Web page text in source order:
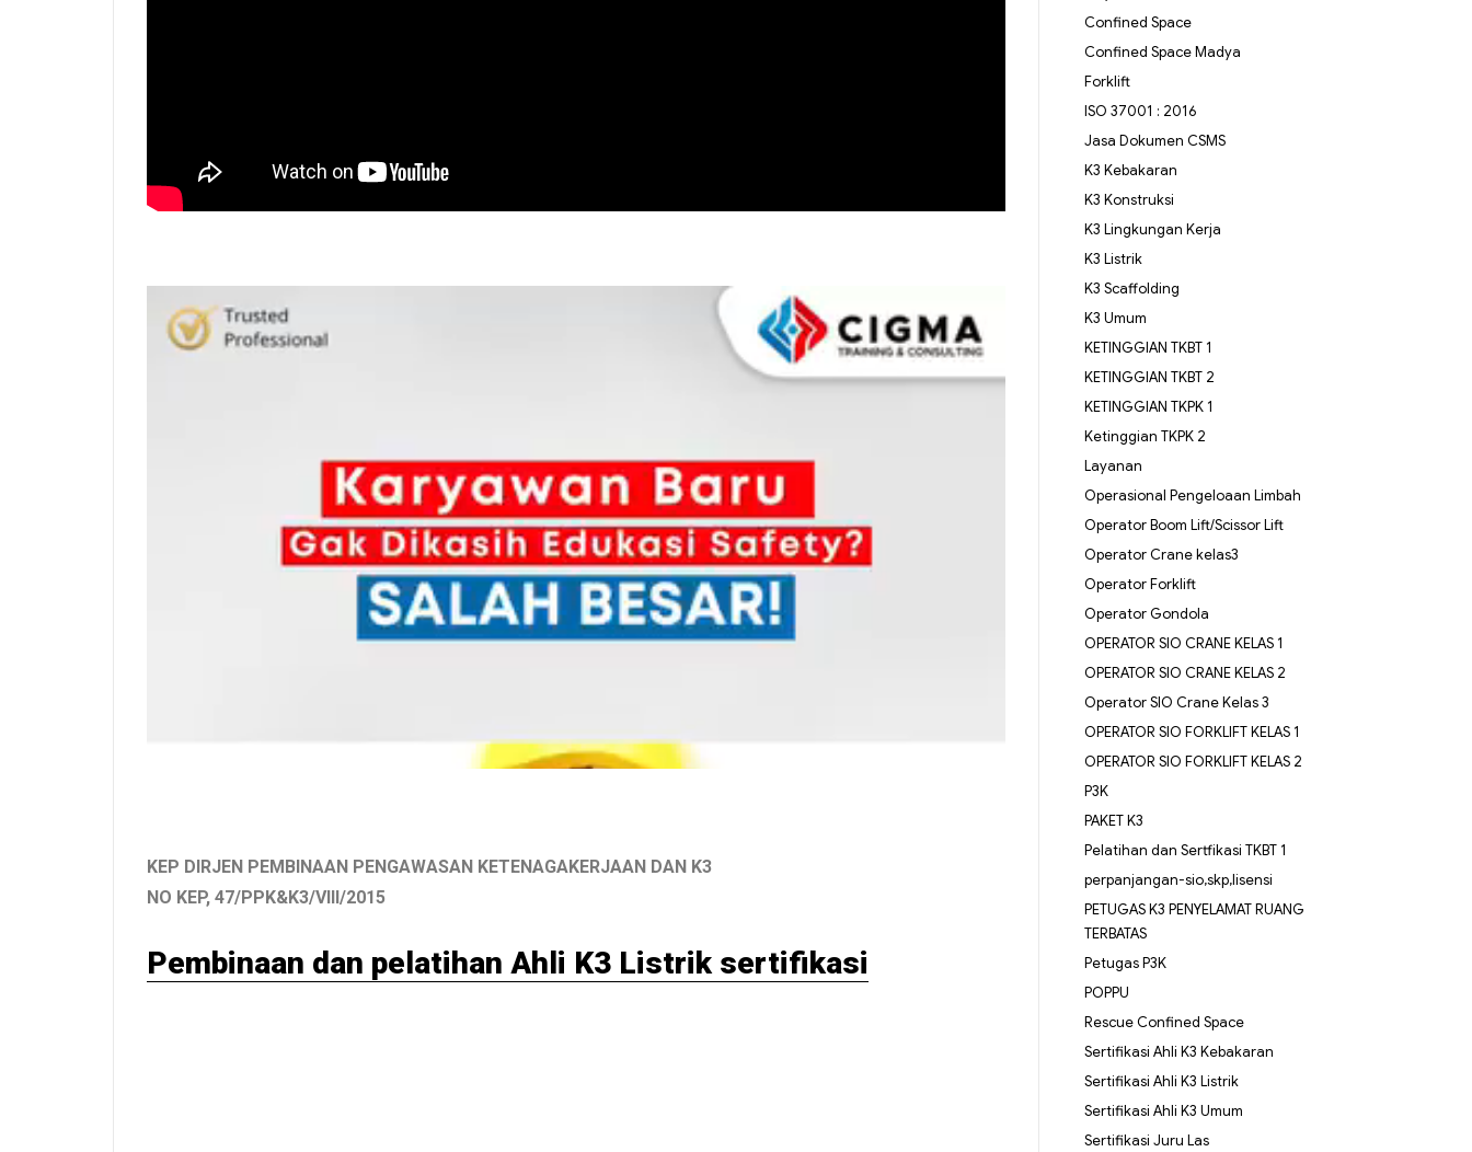
KEP DIRJEN PEMBINAAN PENGAWASAN KETENAGAKERJAAN DAN K3
NO KEP, 47/PPK&K3/VIII/2015
Pembinaan dan pelatihan Ahli K3 Listrik sertifikasi
Confined Space
Confined Space Madya
Forklift
ISO 37001 : 2016
Jasa Dokumen CSMS
K3 Kebakaran
K3 Konstruksi
K3 Lingkungan Kerja
K3 Listrik
K3 Scaffolding
K3 Umum
KETINGGIAN TKBT 1
KETINGGIAN TKBT 2
KETINGGIAN TKPK 1
Ketinggian TKPK 2
Layanan
Operasional Pengeloaan Limbah
Operator Boom Lift/Scissor Lift
Operator Crane kelas3
Operator Forklift
Operator Gondola
OPERATOR SIO CRANE KELAS 1
OPERATOR SIO CRANE KELAS 2
Operator SIO Crane Kelas 3
OPERATOR SIO FORKLIFT KELAS 1
OPERATOR SIO FORKLIFT KELAS 2
P3K
PAKET K3
Pelatihan dan Sertfikasi TKBT 1
perpanjangan-sio,skp,lisensi
PETUGAS K3 PENYELAMAT RUANG
TERBATAS
Petugas P3K
POPPU
Rescue Confined Space
Sertifikasi Ahli K3 Kebakaran
Sertifikasi Ahli K3 Listrik
Sertifikasi Ahli K3 Umum
Sertifikasi Juru Las